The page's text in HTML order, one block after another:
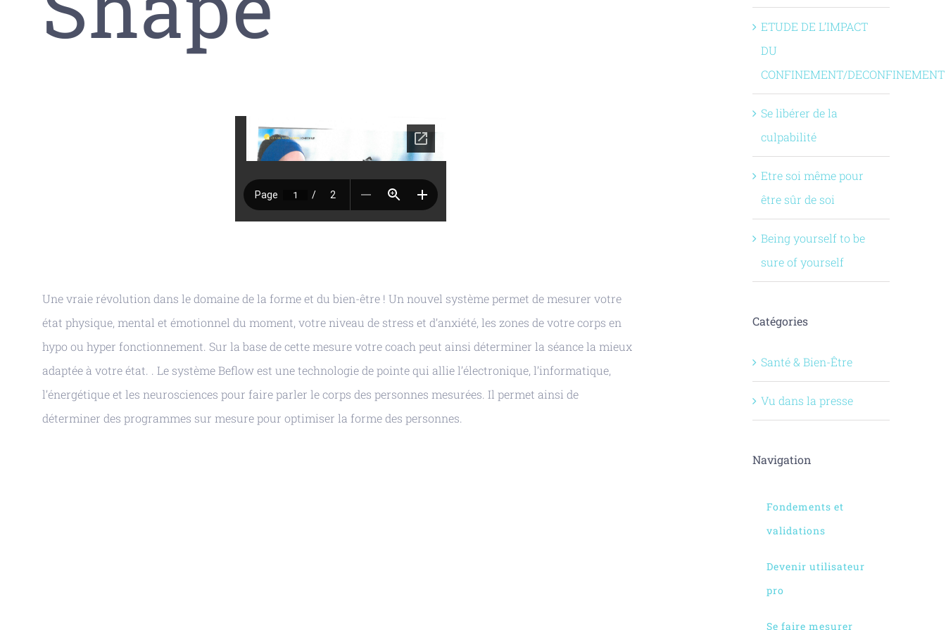
Une vraie révolution dans le domaine de la forme et du bien-être ! Un nouvel système permet de mesurer votre
état physique, mental et émotionnel du moment, votre niveau de stress et d’anxiété, les zones de votre corps en
hypo ou hyper fonctionnement. Sur la base de cette mesure votre coach peut ainsi déterminer la séance la mieux
adaptée à votre état. . Le système Beflow est une technologie de pointe qui allie l’électronique, l’informatique,
l’énergétique et les neurosciences pour faire parler le corps des personnes mesurées. Il permet ainsi de
déterminer des programmes sur mesure pour optimiser la forme des personnes.
ETUDE DE L’IMPACT
DU
CONFINEMENT/DECONFINEMENT
Se libérer de la
culpabilité
Etre soi même pour
être sûr de soi
Being yourself to be
sure of yourself
Catégories
Santé & Bien-Être
Vu dans la presse
Navigation
Fondements et
validations
Devenir utilisateur
pro
Se faire mesurer